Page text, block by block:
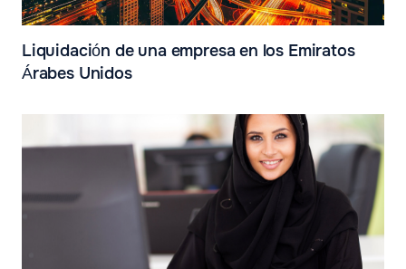
Liquidación de una empresa en los Emiratos
Árabes Unidos